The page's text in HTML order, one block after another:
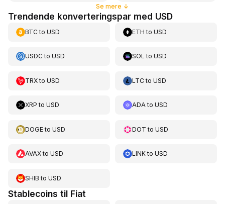
Se mere ↓
Trendende konverteringspar med USD
BTCto USD ETH toUSD
USDCto USD SOL toUSD
TRXto USD LTCtoUSD
XRP to USD ADAtoUSD
DOGEto USD DOT toUSD
AVAXto USD LINKtoUSD
SHIB to USD
Stablecoins til Fiat